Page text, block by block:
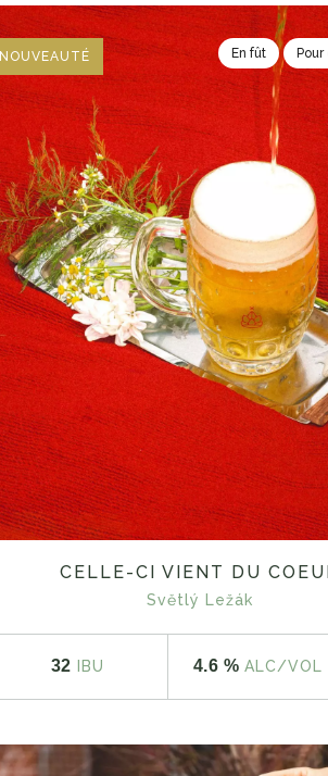
NOUVEAUTÉ En fût
CELLE-CI VIENT DU
Světlý Ležák
32 IBU 4.6 % ALC/VOL